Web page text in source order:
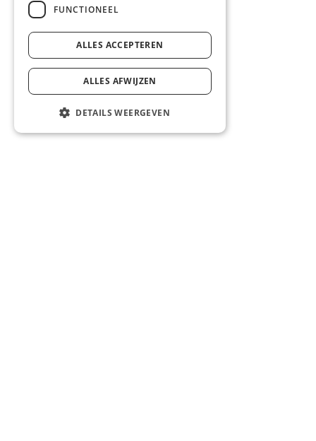
FUNCTIONEEL
ALLES ACCEPTEREN
ALLES AFWIJZEN
DETAILS WEERGEVEN